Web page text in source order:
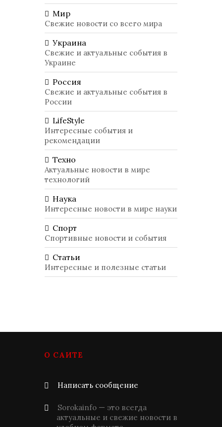
Мир
Свежие новости со всего мира
Украина
Свежие и актуальные события в
Украине
Россия
Свежие и актуальные события в
России
LifeStyle
Интересные события и
рекомендации
Техно
Актуальные новости в мире
технологий
Наука
Интересные новости в мире науки
Спорт
Спортивные новости и события
Статьи
Интересные и полезные статьи
О САЙТЕ
Написать сообщение
Sorokainfo — это всегда
актуальные и свежие новости в